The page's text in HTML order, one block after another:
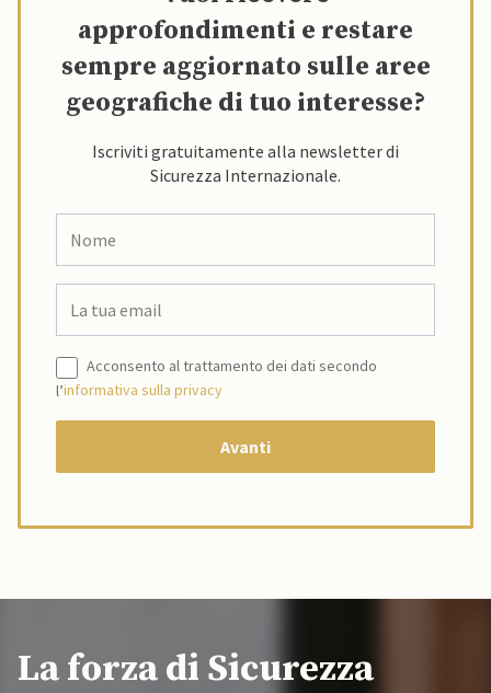
approfondimenti e restare
sempre aggiornato sulle aree
geografiche di tuo interesse?
Iscriviti gratuitamente alla newsletter di
Sicurezza Internazionale.
Acconsento al trattamento dei dati secondo
l’informativa sulla privacy
La forza di Sicurezza